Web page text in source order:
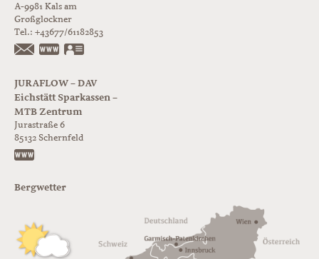
A-9981 Kals am
Großglockner
Tel.: +43677/61182853
https://www.glorer-huette.at/
JURAFLOW – DAV
Eichstätt Sparkassen –
MTB Zentrum
Jurastraße 6
85132 Schernfeld
Bergwetter